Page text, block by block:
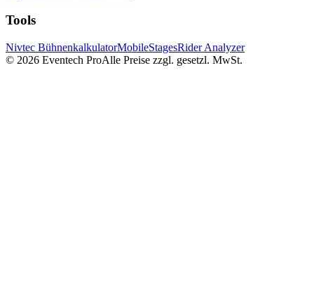
Tools
Nivtec BühnenkalkulatorMobileStagesRider Analyzer
© 2026 Eventech ProAlle Preise zzgl. gesetzl. MwSt.